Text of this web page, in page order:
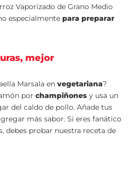
Vaporizado de Grano Medio
especialmentepara preparar
mejor
Marsala envegetariana?
porchampiñones y usa un
del caldo de pollo. Añade tus
más sabor. Si eres fanático
debes probar nuestra receta de